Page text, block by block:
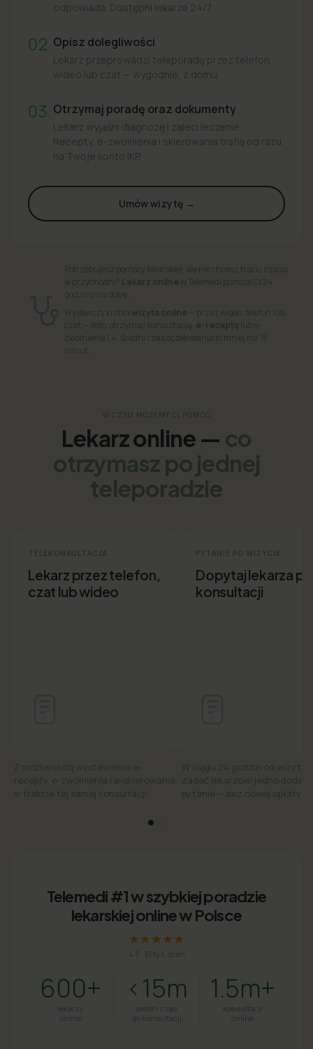
odpowiada. Dostępni lekarze 24/7.
02 Opisz dolegliwości
Lekarz przeprowadzi teleporadę przez telefon,
wideo lub czat — wygodnie, z domu.
03 Otrzymaj poradę oraz dokumenty
Lekarz wyjaśni diagnozę i zaleci leczenie.
Recepty, e-zwolnienia i skierowania trafią od razu
na Twoje konto IKP.
Umów wizytę →
Potrzebujesz pomocy lekarskiej, ale nie chcesz tracić czasu
w przychodni? Lekarz online w Telemedi pomoże Ci 24
godziny na dobę.
Wystarczy krótka wizyta online — przez wideo, telefon lub
czat — żeby otrzymać konsultację, e-receptę lub e-
zwolnienie L4. Średni czas oczekiwania to mniej niż 15
minut.
W CZYM MOŻEMY CI POMÓC
Lekarz online — co
otrzymasz po jednej
teleporadzie
TELEKONSULTACJA
Lekarz przez telefon,
czat lub wideo
Z możliwością wystawienia e-
recepty, e-zwolnienia i e-skierowania
w trakcie tej samej konsultacji.
PYTANIE PO WIZYCIE
Dopytaj lekarza po
konsultacji
W ciągu 24 godzin od wizyty
zadać lekarzowi jedno
pytanie — bez nowej opłaty.
Telemedi #1 w szybkiej poradzie
lekarskiej online w Polsce
★★★★★
4.8 31 tys. ocen
600+
lekarzy
online
<15m
średni czas
do konsultacji
1.5m+
konsultacji
online